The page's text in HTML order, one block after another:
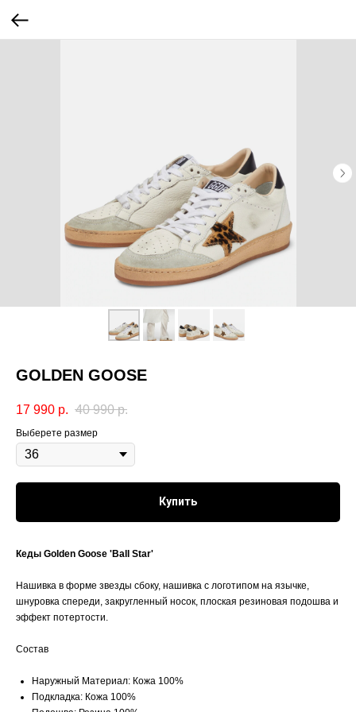
GOLDEN GOOSE
17 990 р. 40 990 р.
Выберете размер
Купить
Кеды Golden Goose 'Ball Star'
Нашивка в форме звезды сбоку, нашивка с логотипом на язычке,
шнуровка спереди, закругленный носок, плоская резиновая подошва и
эффект потертости.
Состав
Наружный Материал: Кожа 100%
Подкладка: Кожа 100%